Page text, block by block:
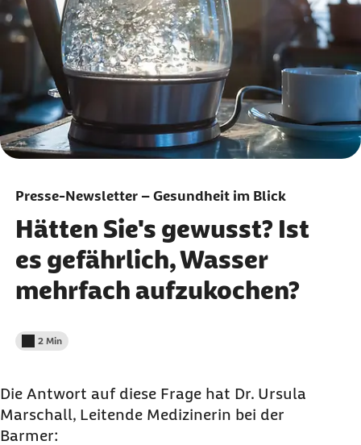
Presse-Newsletter – Gesundheit im Blick
Hätten Sie's gewusst? Ist
es gefährlich, Wasser
mehrfach aufzukochen?
Lesedauer weniger als
2 Min
Die Antwort auf diese Frage hat Dr. Ursula
Marschall, Leitende Medizinerin bei der
Barmer: